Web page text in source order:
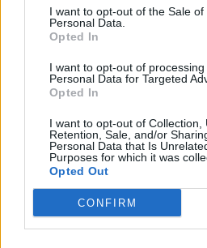
I want to opt-out of the Sale of
Personal Data.
Opted In
I want to opt-out of processing
Personal Data for Targeted
Opted In
I want to opt-out of Collection,
Retention, Sale, and/or
Personal Data that Is
Purposes for which it was
Opted Out
CONFIRM
όπως το μέλλον σας. Δεν
απρόβλεπτα εμπόδια στον
Το πέμπτο